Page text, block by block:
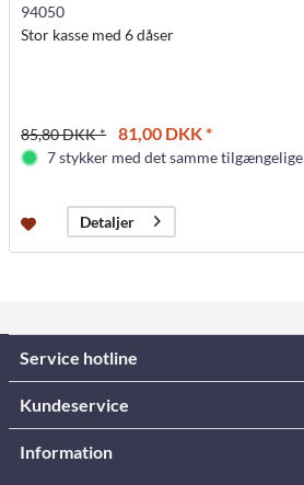
94050
Stor kasse med 6 dåser
85,80 DKK * 81,00 DKK *
7 stykker med det samme tilgængelige
Detaljer
Service hotline
Kundeservice
Information